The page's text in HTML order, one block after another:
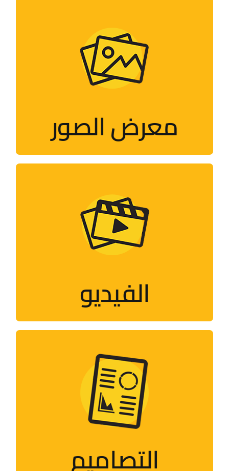
معرض الصور
معرض الصور
صور للأنشطة التي تقيمها الحملة
وأعضاؤها حول العالم
زيارة الصفحة
الفيديو
الفيديو
فلاشات، أفلام قصيرة، وثائقيات، مقابلات..
التصاميم
التصاميم
تصاميم تُحاكي الأحداث والمناسبات
الفلسطينيّة
زيارة الصفحة